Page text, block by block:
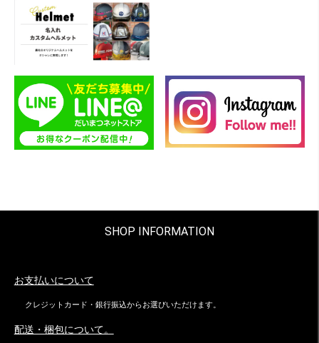
SHOP INFORMATION
お支払いについて
クレジットカード・銀行振込からお選びいただけます。
配送・梱包について。